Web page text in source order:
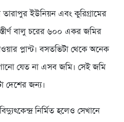
ইউনিয়ন এবং কুরিগ্রামের
বালু চরের ৬০০ একর জমির
প্লান্ট। বসতভিটা থেকে অনেক
যেত না এসব জমি। সেই জমি
জন্য।
নির্মিত হলেও সেখানে